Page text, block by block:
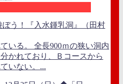
う！『入水鍾乳洞』（田村
いる。 全長900ｍの狭い洞内
かれており、Ｂコースから
いない。...